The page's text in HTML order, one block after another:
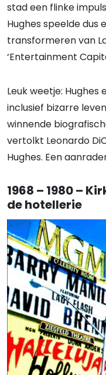
stad een flinke
Hughes speelde dus
transformeren van
‘Entertainment
Leuk weetje:
inclusief bizarre
winnende
vertolkt Leonardo
Hughes. Een
1968 – 1980 –
de hotellerie